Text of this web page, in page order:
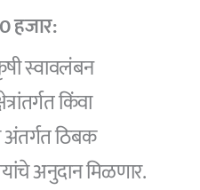
हजार:
स्वावलंबन
किंवा
अंतर्गत ठिबक
अनुदान मिळणार.